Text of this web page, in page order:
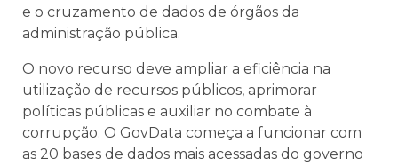
e o cruzamento de dados de órgãos da
administração pública.
O novo recurso deve ampliar a eficiência na
utilização de recursos públicos, aprimorar
políticas públicas e auxiliar no combate à
corrupção. O GovData começa a funcionar com
as 20 bases de dados mais acessadas do governo